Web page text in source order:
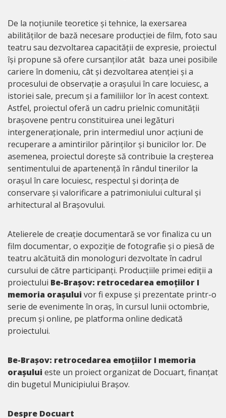
De la noțiunile teoretice și tehnice, la exersarea
abilităților de bază necesare producției de film, foto sau
teatru sau dezvoltarea capacității de expresie, proiectul
își propune să ofere cursanților atât baza unei posibile
cariere în domeniu, cât și dezvoltarea atenției și a
procesului de observație a orașului în care locuiesc, a
istoriei sale, precum și a familiilor lor în acest context.
Astfel, proiectul oferă un cadru prielnic comunității
brașovene pentru constituirea unei legături
intergeneraționale, prin intermediul unor acțiuni de
recuperare a amintirilor părinților și bunicilor lor. De
asemenea, proiectul dorește să contribuie la creșterea
sentimentului de apartenență în rândul tinerilor la
orașul în care locuiesc, respectul și dorința de
conservare și valorificare a patrimoniului cultural și
arhitectural al Brașovului.
Atelierele de creație documentară se vor finaliza cu un
film documentar, o expoziție de fotografie și o piesă de
teatru alcătuită din monologuri dezvoltate în cadrul
cursului de către participanți. Producțiile primei ediții a
proiectului Be-Brașov: retrocedarea emoțiilor I
memoria orașului vor fi expuse și prezentate printr-o
serie de evenimente în oraș, în cursul lunii octombrie,
precum și online, pe platforma online dedicată
proiectului.
Be-Brașov: retrocedarea emoțiilor I memoria
orașului este un proiect organizat de Docuart, finanțat
din bugetul Municipiului Brașov.
Despre Docuart